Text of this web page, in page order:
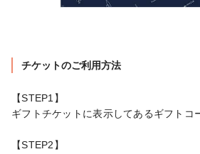
チケットのご利用方法
【STEP1】
ギフトチケットに表示してあるギフトコ
【STEP2】